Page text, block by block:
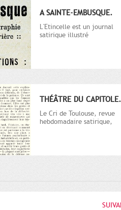
A SAINTE-EMBUSQUE.
L'Etincelle est un journal
satirique illustré
THÉÂTRE DU CAPITOLE.
Le Cri de Toulouse, revue
hebdomadaire satirique,